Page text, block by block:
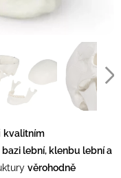
kvalitním
bazi lební, klenbu lební a
věrohodně